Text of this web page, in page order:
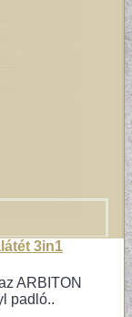
3in1
ARBITON
padló..